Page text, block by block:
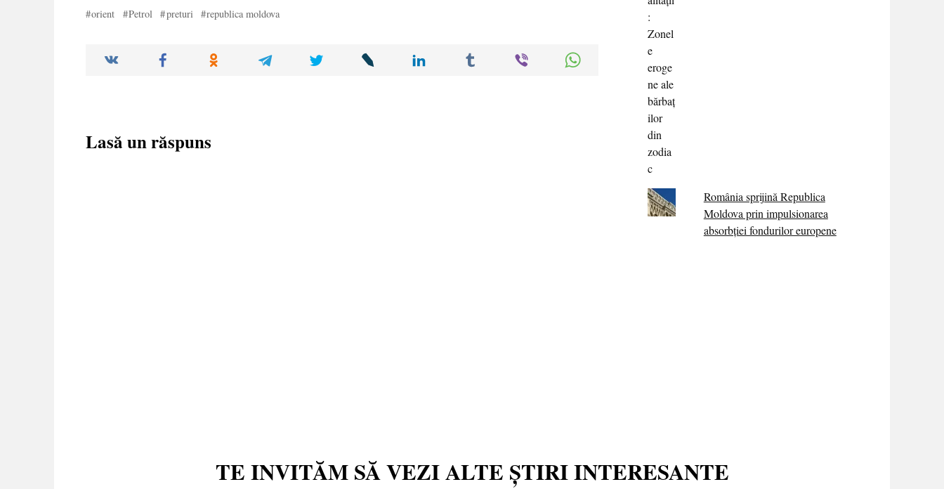
orient Petrol preturi republica moldova
Lasă un răspuns
România sprijină Republica
Moldova prin impulsionarea
absorbției fondurilor europene
TE INVITĂM SĂ VEZI ALTE ȘTIRI INTERESANTE